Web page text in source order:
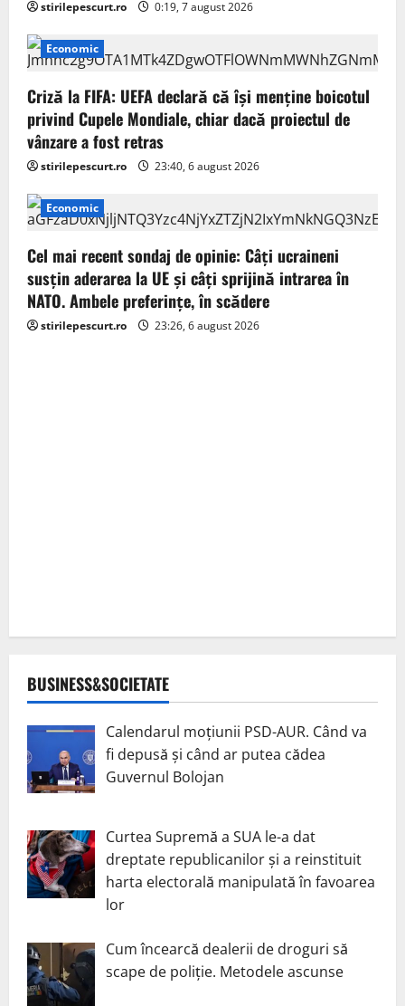
i
o
n
stirilepescurt.ro 0:19, 7 august 2026
Economic
Criză la FIFA: UEFA declară că îşi menţine boicotul
privind Cupele Mondiale, chiar dacă proiectul de
vânzare a fost retras
stirilepescurt.ro 23:40, 6 august 2026
Economic
Cel mai recent sondaj de opinie: Câți ucraineni
susțin aderarea la UE și câți sprijină intrarea în
NATO. Ambele preferințe, în scădere
stirilepescurt.ro 23:26, 6 august 2026
BUSINESS&SOCIETATE
Calendarul moțiunii PSD-AUR. Când va
fi depusă și când ar putea cădea
Guvernul Bolojan
Curtea Supremă a SUA le-a dat
dreptate republicanilor și a reinstituit
harta electorală manipulată în favoarea
lor
Cum încearcă dealerii de droguri să
scape de poliție. Metodele ascunse